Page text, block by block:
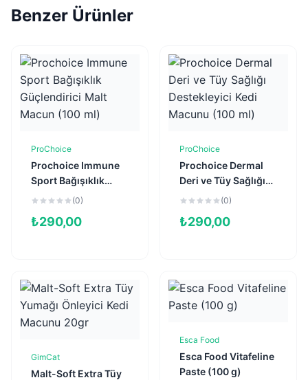
Benzer Ürünler
Sepete Ekle
ProChoice
Prochoice Immune
Sport Bağışıklık
Güçlendirici Malt
(0)
₺290,00
Sepete Ekle
ProChoice
Prochoice Dermal
Deri ve Tüy Sağlığı
Destekleyici Kedi
(0)
₺290,00
Sepete Ekle
GimCat
Malt-Soft Extra Tüy
Stokta Yok
Esca Food
Esca Food Vitafeline
Paste (100 g)